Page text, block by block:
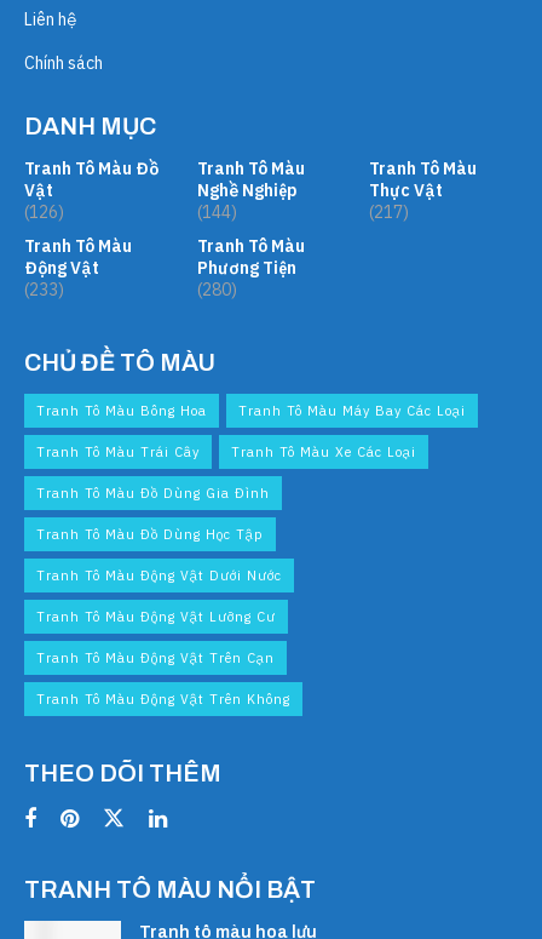
Liên hệ
Chính sách
DANH MỤC
Tranh Tô Màu Đồ
Vật
(126)
Tranh Tô Màu
Động Vật
(233)
Tranh Tô Màu
Nghề Nghiệp
(144)
Tranh Tô Màu
Phương Tiện
(280)
Tranh Tô Màu
Thực Vật
(217)
CHỦ ĐỀ TÔ MÀU
Tranh Tô Màu Bông Hoa Tranh Tô Màu Máy Bay Các Loại
Tranh Tô Màu Trái Cây Tranh Tô Màu Xe Các Loại
Tranh Tô Màu Đồ Dùng Gia Đình
Tranh Tô Màu Đồ Dùng Học Tập
Tranh Tô Màu Động Vật Dưới Nước
Tranh Tô Màu Động Vật Lưỡng Cư
Tranh Tô Màu Động Vật Trên Cạn
Tranh Tô Màu Động Vật Trên Không
THEO DÕI THÊM
TRANH TÔ MÀU NỔI BẬT
Tranh tô màu hoa lựu